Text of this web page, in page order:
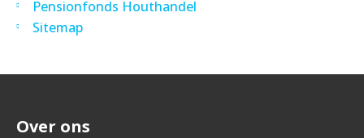
Pensionfonds Houthandel
Sitemap
Over ons